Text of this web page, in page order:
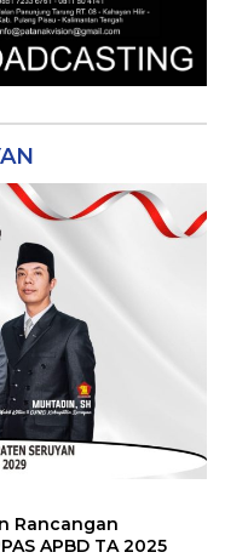
Rancangan
APBD TA 2025